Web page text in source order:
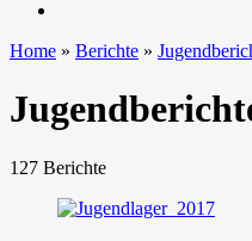
Home » Berichte »
127 Berichte